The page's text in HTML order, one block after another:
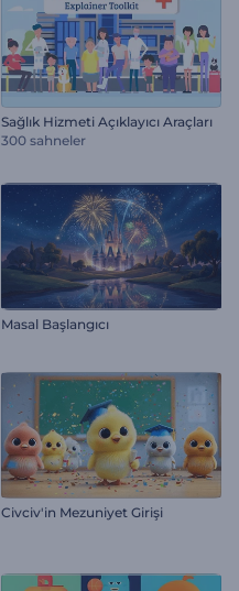
Sağlık Hizmeti Açıklayıcı Araçları
300 sahneler
Masal Başlangıcı
Civciv'in Mezuniyet Girişi